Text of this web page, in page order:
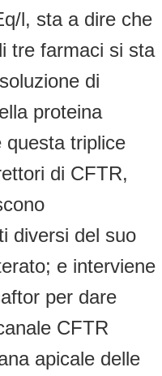
l, sta a dire che
tre farmaci si sta
di
proteina
questa triplice
di CFTR,
diversi del suo
e interviene
per dare
CFTR
apicale delle